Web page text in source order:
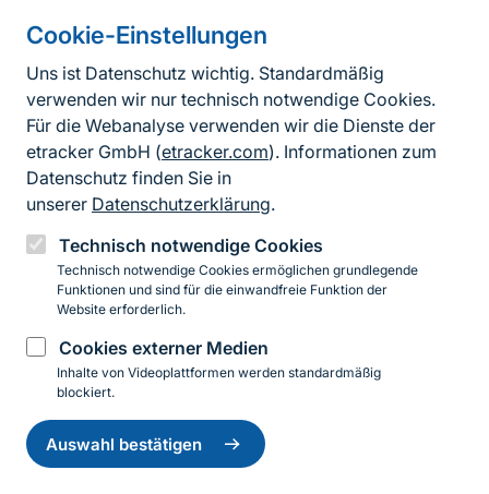
Cookie-Einstellungen
Uns ist Datenschutz wichtig. Standardmäßig
verwenden wir nur technisch notwendige Cookies.
Für die Webanalyse verwenden wir die Dienste der
etracker GmbH (etracker.com). Informationen zum
Datenschutz finden Sie in
unserer Datenschutzerklärung.
Technisch notwendige Cookies
Technisch notwendige Cookies ermöglichen grundlegende
Funktionen und sind für die einwandfreie Funktion der
Website erforderlich.
Cookies externer Medien
Inhalte von Videoplattformen werden standardmäßig
blockiert.
Auswahl bestätigen
Einwilligung
zurückziehen
Life-Natur-Projekt Untersberg-Vorland
Ziel des LIFE-Natur-Projekts „Untersberg-Vorland“
ist es, die einmalige Vielfalt an typischen Pflanzen
und Tieren im Gebiet zu erhalten und zu
entwickeln. Vor allem der Eschen-Scheckenfalter
soll durch die LIFE-Maßnahmen gefördert werden.
Für die Erhaltung einer Reihe von Lebensräumen
sowie Pflanzen- und Tierarten hat der Landkreis
Neustadt Aisch – Bad Windsheim eine ganz
besondere Bedeutung und Verantwortung.
Sprungmarke
Literaturhinweise
verändert nach: